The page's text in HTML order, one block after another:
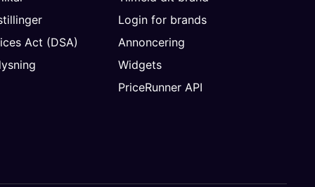
Act (DSA)
Login for brands
Annoncering
Widgets
PriceRunner API